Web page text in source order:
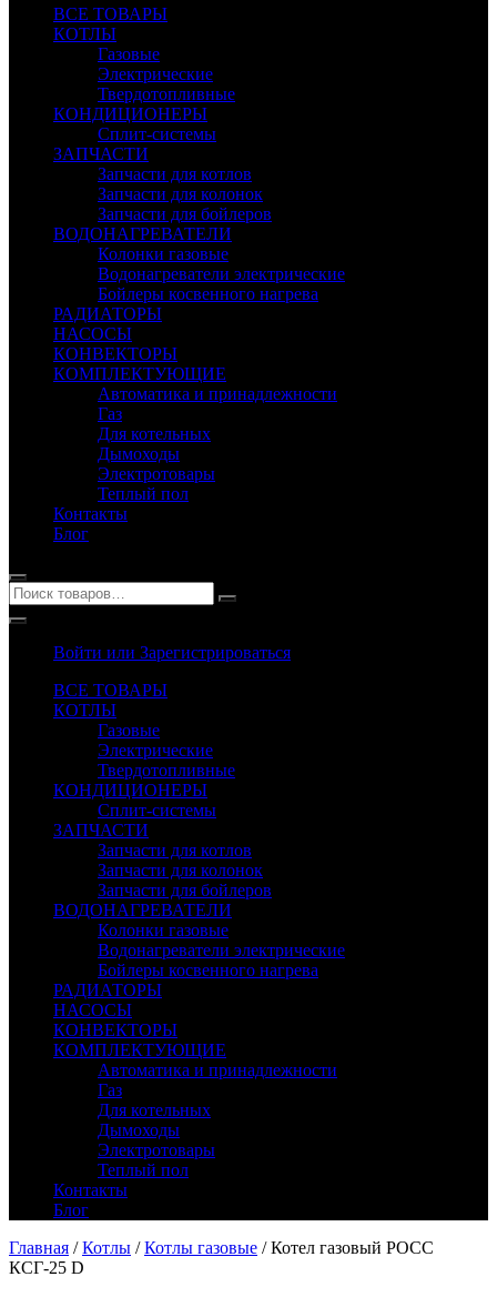
ВСЕ ТОВАРЫ
КОТЛЫ
Газовые
Электрические
Твердотопливные
КОНДИЦИОНЕРЫ
Сплит-системы
ЗАПЧАСТИ
Запчасти для котлов
Запчасти для колонок
Запчасти для бойлеров
ВОДОНАГРЕВАТЕЛИ
Колонки газовые
Водонагреватели электрические
Бойлеры косвенного нагрева
РАДИАТОРЫ
НАСОСЫ
КОНВЕКТОРЫ
КОМПЛЕКТУЮЩИЕ
Автоматика и принадлежности
Газ
Для котельных
Дымоходы
Электротовары
Теплый пол
Контакты
Блог
Войти или Зарегистрироваться
ВСЕ ТОВАРЫ
КОТЛЫ
Газовые
Электрические
Твердотопливные
КОНДИЦИОНЕРЫ
Сплит-системы
ЗАПЧАСТИ
Запчасти для котлов
Запчасти для колонок
Запчасти для бойлеров
ВОДОНАГРЕВАТЕЛИ
Колонки газовые
Водонагреватели электрические
Бойлеры косвенного нагрева
РАДИАТОРЫ
НАСОСЫ
КОНВЕКТОРЫ
КОМПЛЕКТУЮЩИЕ
Автоматика и принадлежности
Газ
Для котельных
Дымоходы
Электротовары
Теплый пол
Контакты
Блог
Главная /Котлы /Котлы газовые / Котел газовый РОСС
КСГ-25 D